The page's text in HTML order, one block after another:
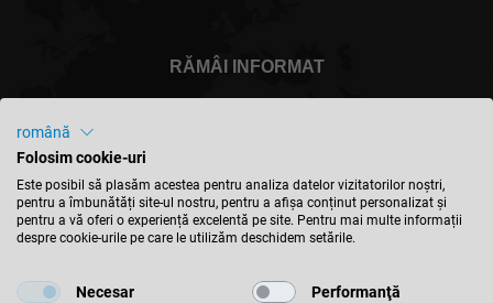
RĂMÂI INFORMAT
România - Română
română
Folosim cookie-uri
Este posibil să plasăm acestea pentru analiza datelor vizitatorilor noștri,
pentru a îmbunătăți site-ul nostru, pentru a afișa conținut personalizat și
pentru a vă oferi o experiență excelentă pe site. Pentru mai multe informații
despre cookie-urile pe care le utilizăm deschidem setările.
Necesar Performanţă